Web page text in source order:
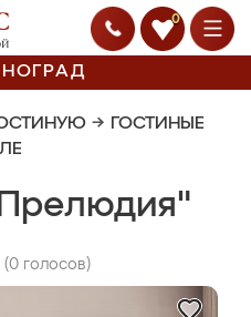
0
→ ГОСТИНЫЕ
(0 голосов)